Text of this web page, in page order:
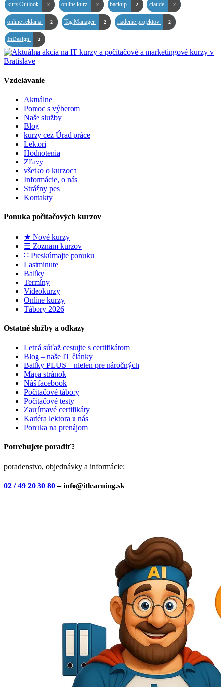
kurz Outlook 2 online kurz 2 backup 2 claude 2
online reklama 2 Tag Manager 2 riadenie projektov 2
InDesign 2
Vzdelávanie
Aktuálne
Pomoc s výberom
Naše služby
Blog
kurzy cez Úrad práce
Lektori
Hodnotenia
Zľavy
všetko o kurzoch
Informácie, o nás
Strážny pes
Kontakty
Ponuka počítačových kurzov
★ Nové kurzy
☰ Zoznam kurzov
∷ Preskúmajte ponuku
Lastminute
Balíky
Termíny
Videokurzy
Online kurzy
Tábory 2026
Ostatné služby a odkazy
Letná súťaž cestujte s certifikátom
Blog – naše IT články
Balíky PLUS – nielen pre náročných
Mapa stránok
Náš facebook
Počítačové tábory
Počítačové testy
Zaujímavé certifikáty
Kariéra lektora u nás
Ponuka na prenájom
Potrebujete poradiť?
poradenstvo, objednávky a informácie:
02 / 49 20 30 80– info@itlearning.sk